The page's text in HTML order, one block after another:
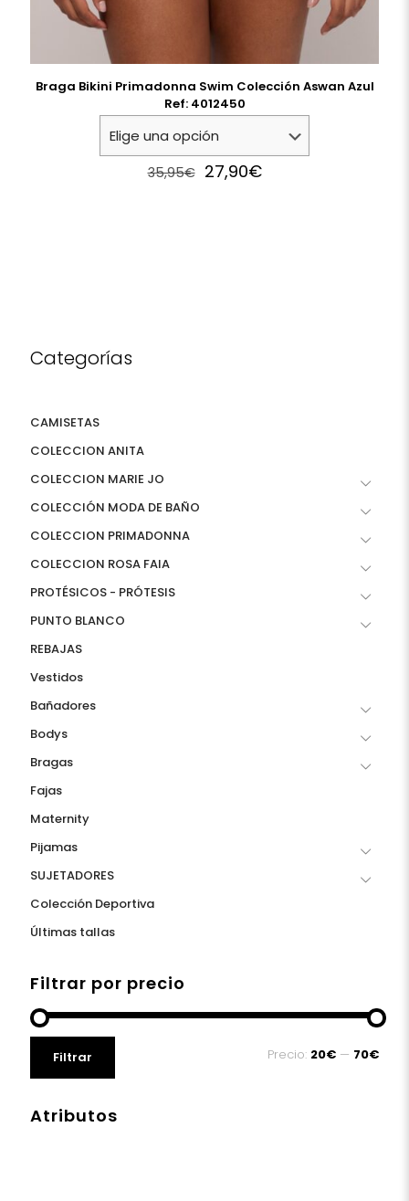
Braga Bikini Primadonna Swim Colección Aswan Azul
Ref: 4012450
35,95€ Original
price
27,90€Current
Categorías
CAMISETAS
COLECCION ANITA
COLECCION MARIE JO
COLECCIÓN MODA DE BAÑO
COLECCION PRIMADONNA
COLECCION ROSA FAIA
PROTÉSICOS - PRÓTESIS
PUNTO BLANCO
REBAJAS
Vestidos
Bañadores
Bodys
Bragas
Fajas
Maternity
Pijamas
SUJETADORES
Colección Deportiva
Últimas tallas
Filtrar por precio
mínimo
máximo
Filtrar Precio: 20€ — 70€
Atributos